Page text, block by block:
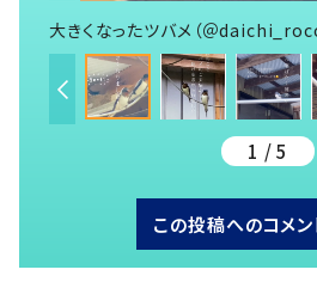
大きくなったツバメ（＠
1 / 5
この投稿へのコメン